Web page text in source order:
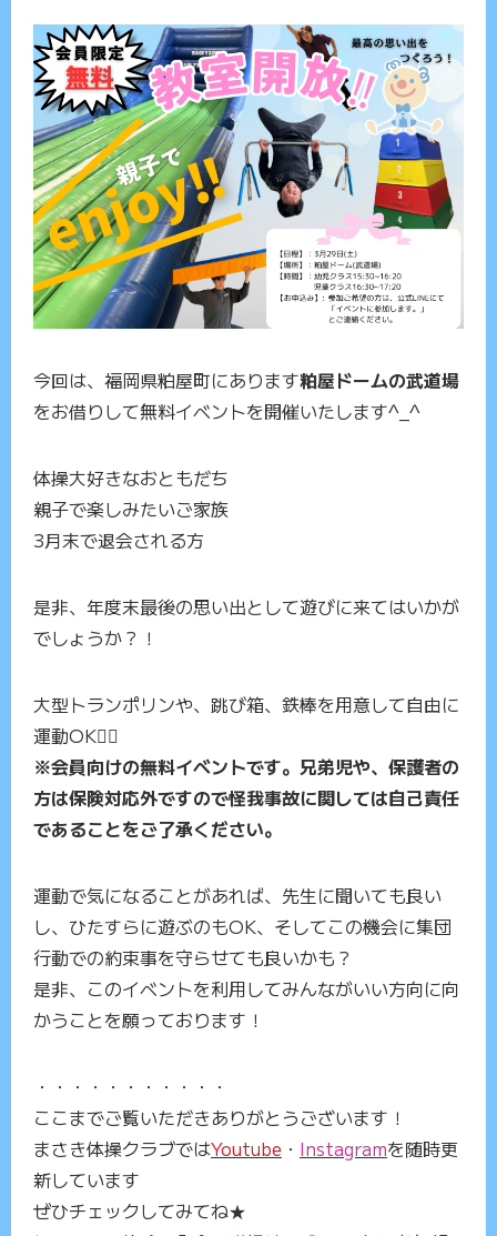
今回は、福岡県粕屋町にあります粕屋ドームの武道場
をお借りして無料イベントを開催いたします^_^
体操大好きなおともだち
親子で楽しみたいご家族
3月末で退会される方
是非、年度末最後の思い出として遊びに来てはいかが
でしょうか？！
大型トランポリンや、跳び箱、鉄棒を用意して自由に
運動OK🙆‍♂️
※会員向けの無料イベントです。兄弟児や、保護者の
方は保険対応外ですので怪我事故に関しては自己責任
であることをご了承ください。
運動で気になることがあれば、先生に聞いても良い
し、ひたすらに遊ぶのもOK、そしてこの機会に集団
行動での約束事を守らせても良いかも？
是非、このイベントを利用してみんながいい方向に向
かうことを願っております！
・・・・・・・・・・・
ここまでご覧いただきありがとうございます！
まさき体操クラブではYoutube ・ Instagramを随時更
新しています
ぜひチェックしてみてね★